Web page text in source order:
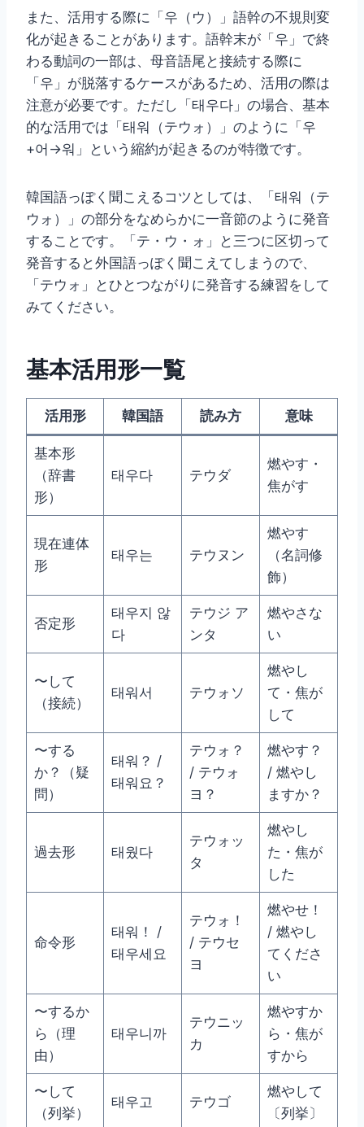
また、活用する際に「우（ウ）」語幹の不規則変
化が起きることがあります。語幹末が「우」で終
わる動詞の一部は、母音語尾と接続する際に
「우」が脱落するケースがあるため、活用の際は
注意が必要です。ただし「태우다」の場合、基本
的な活用では「태워（テウォ）」のように「우
+어→워」という縮約が起きるのが特徴です。
韓国語っぽく聞こえるコツとしては、「태워（テ
ウォ）」の部分をなめらかに一音節のように発音
することです。「テ・ウ・ォ」と三つに区切って
発音すると外国語っぽく聞こえてしまうので、
「テウォ」とひとつながりに発音する練習をして
みてください。
基本活用形一覧
活用形 韓国語 読み方 意味
基本形
（辞書
形）
태우다 テウダ
燃やす・
焦がす
現在連体
形
태우는 テウヌン
燃やす
（名詞修
飾）
否定形
태우지 않
다
テウジ ア
ンタ
燃やさな
い
〜して
（接続）
태워서 テウォソ
燃やし
て・焦が
して
〜する
か？（疑
問）
태워？ /
태워요？
テウォ？
/ テウォ
ヨ？
燃やす？
/ 燃やし
ますか？
過去形 태웠다
テウォッ
タ
燃やし
た・焦が
した
命令形
태워！ /
태우세요
テウォ！
/ テウセ
ヨ
燃やせ！
/ 燃やし
てくださ
い
〜するか
ら（理
由）
태우니까
テウニッ
カ
燃やすか
ら・焦が
すから
〜して
（列挙）
태우고 テウゴ
燃やして
〔列挙〕